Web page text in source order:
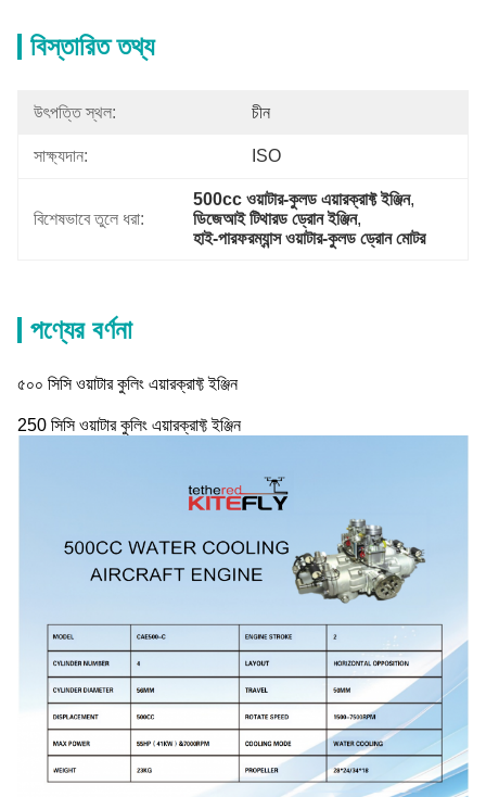
বিস্তারিত তথ্য
উৎপত্তি স্থল: চীন
সাক্ষ্যদান: ISO
বিশেষভাবে তুলে ধরা:
500cc ওয়াটার-কুলড এয়ারক্রাফ্ট ইঞ্জিন,
ডিজেআই টিথারড ড্রোন ইঞ্জিন,
হাই-পারফরম্যান্স ওয়াটার-কুলড ড্রোন মোটর
পণ্যের বর্ণনা
৫০০ সিসি ওয়াটার কুলিং এয়ারক্রাফ্ট ইঞ্জিন
250 সিসি ওয়াটার কুলিং এয়ারক্রাফ্ট ইঞ্জিন